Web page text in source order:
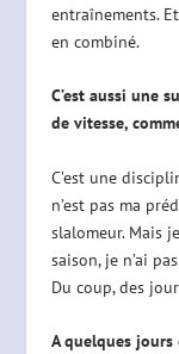
entraînements.
en combiné.
C’est aussi une
de vitesse,
C’est une
n’est pas ma
slalomeur. Mais
saison, je n’ai
Du coup, des
A quelques